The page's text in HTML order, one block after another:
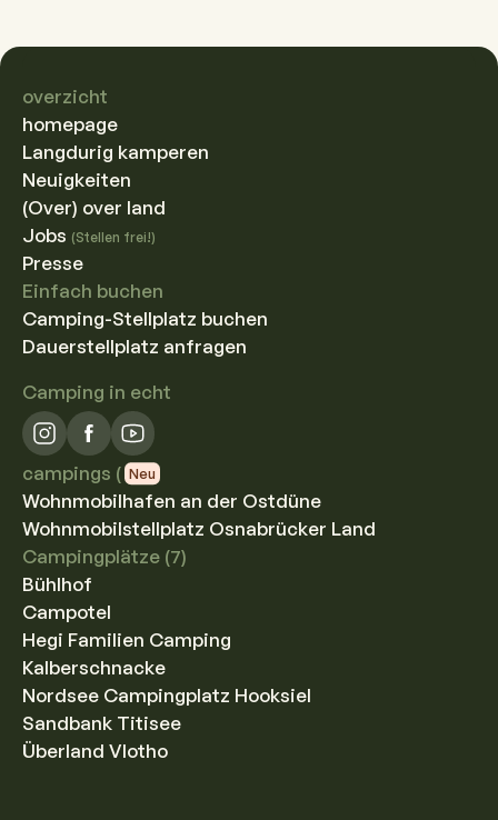
overzicht
homepage
Langdurig kamperen
Neuigkeiten
(Over) over land
Jobs (Stellen frei!)
Presse
Einfach buchen
Camping-Stellplatz buchen
Dauerstellplatz anfragen
Camping in echt
campings ( Neu
Wohnmobilhafen an der Ostdüne
Wohnmobilstellplatz Osnabrücker Land
Campingplätze (7)
Bühlhof
Campotel
Hegi Familien Camping
Kalberschnacke
Nordsee Campingplatz Hooksiel
Sandbank Titisee
Überland Vlotho